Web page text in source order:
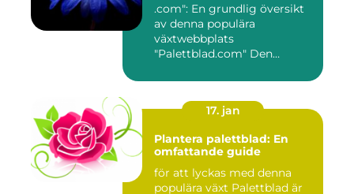
.com": En grundlig översikt
av denna populära
växtwebbplats
"Palettblad.com" Den
17. jan
Plantera palettblad: En
omfattande guide
för att lyckas med denna
populära växt Palettblad är